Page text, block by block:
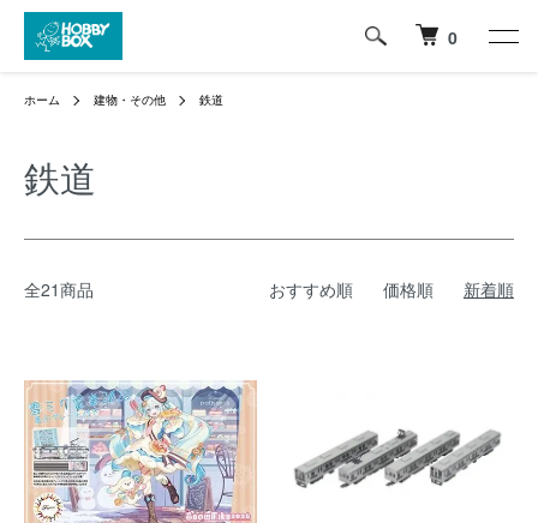
0
ホーム 建物・その他 鉄道
鉄道
全21商品 おすすめ順 価格順 新着順